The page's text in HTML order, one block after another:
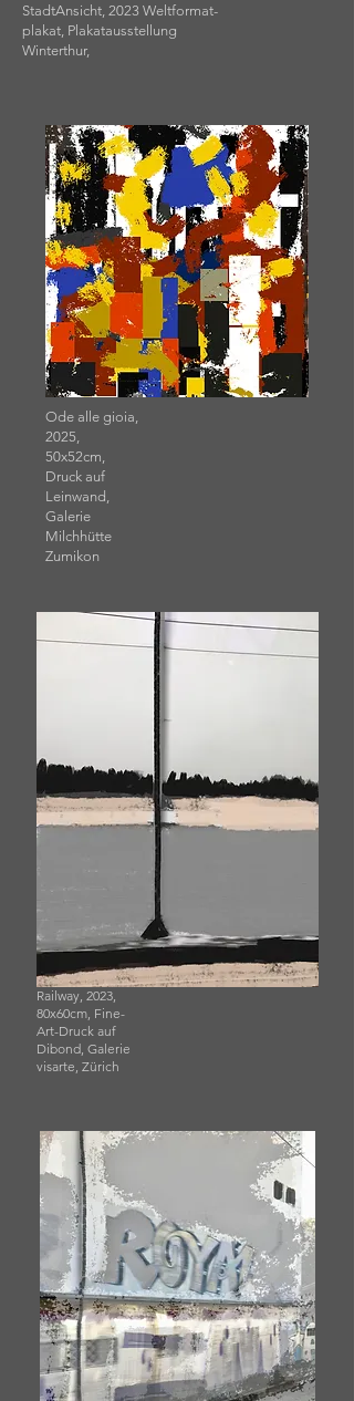
StadtAnsicht, 2023 Weltformat-
plakat, Plakatausstellung
Winterthur,
Ode alle gioia,
2025,
50x52cm,
Druck auf
Leinwand,
Galerie
Milchhütte
Zumikon
Railway, 2023,
80x60cm, Fine-
Art-Druck auf
Dibond, Galerie
visarte, Zürich